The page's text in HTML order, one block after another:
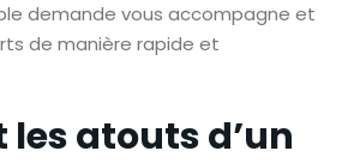
demande vous accompagne et
de manière rapide et
les atouts d’un